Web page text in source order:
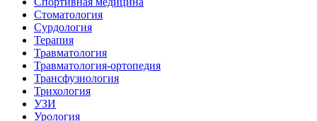
Стоматология
Сурдология
Терапия
Травматология
Травматология-ортопедия
Трансфузиология
Трихология
УЗИ
Урология